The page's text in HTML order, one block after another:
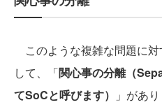
このような複雑な問題に
して、「関心事の分離（
てSoCと呼びます）
」があり